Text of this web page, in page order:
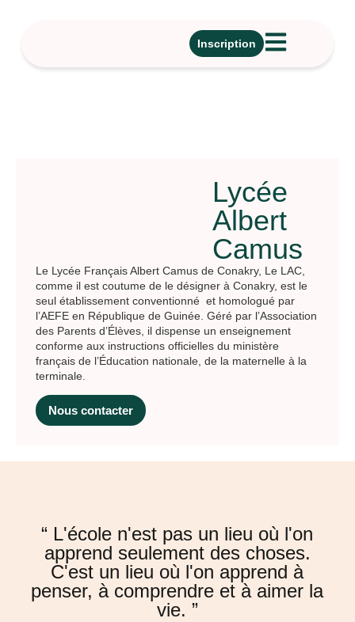
Inscription
Lycée
Albert
Camus
Le Lycée Français Albert Camus de Conakry, Le LAC,
comme il est coutume de le désigner à Conakry, est le
seul établissement conventionné et homologué par
l’AEFE en République de Guinée. Géré par l’Association
des Parents d’Élèves, il dispense un enseignement
conforme aux instructions officielles du ministère
français de l’Éducation nationale, de la maternelle à la
terminale.
Nous contacter
“ L'école n'est pas un lieu où l'on
apprend seulement des choses.
C'est un lieu où l'on apprend à
penser, à comprendre et à aimer la
vie. ”